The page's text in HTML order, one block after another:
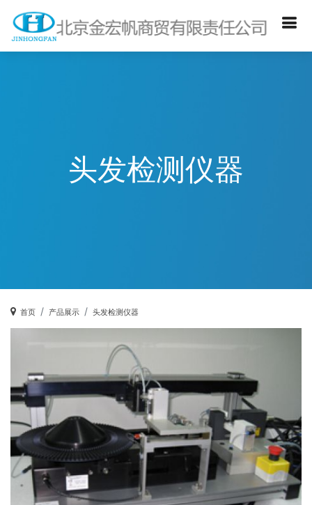
头发检测仪器
首页 产品展示 头发检测仪器